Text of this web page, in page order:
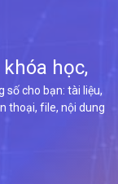
học,
cho bạn: tài liệu,